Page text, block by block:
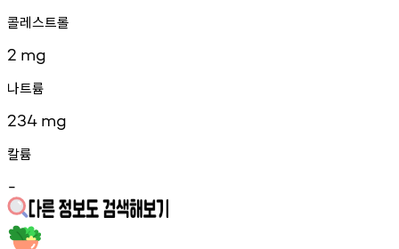
콜레스트롤
2 mg
나트륨
234 mg
칼륨
-